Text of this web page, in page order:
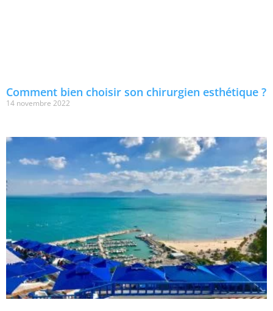
Comment bien choisir son chirurgien esthétique ?
14 novembre 2022